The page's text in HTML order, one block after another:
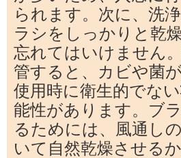
られます。次に、洗
ラシをしっかりと乾
忘れてはいけません
管すると、カビや菌
使用時に衛生的でな
能性があります。ブ
るためには、風通し
いて自然乾燥させる